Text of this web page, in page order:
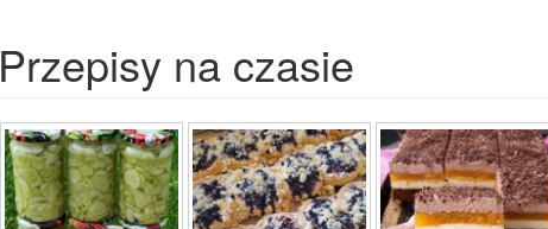
Przepisy na czasie